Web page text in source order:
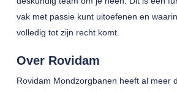
vak met passie kunt uitoefenen en
volledig tot zijn recht komt.
Over Rovidam
Rovidam Mondzorgbanen heeft al meer